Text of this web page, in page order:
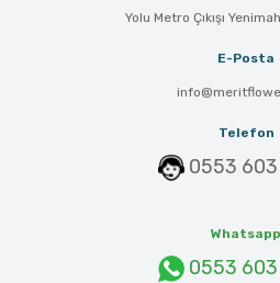
Yolu Metro Çıkışı
E-Posta
Telefon
0553
Whatsapp
0553